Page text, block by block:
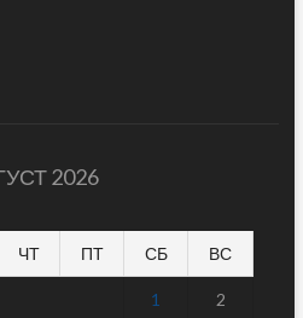
2026
ЧТ ПТ СБ ВС
1 2